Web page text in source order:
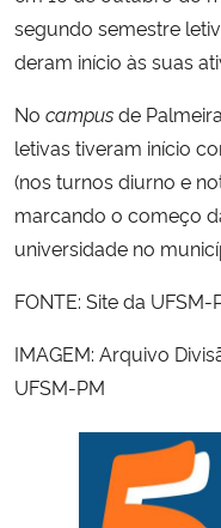
segundo semestre
deram início às suas
No campusde
letivas tiveram início
(nos turnos diurno e
marcando o começo
universidade no
FONTE: Site da UFSM-
IMAGEM: Arquivo
UFSM-PM